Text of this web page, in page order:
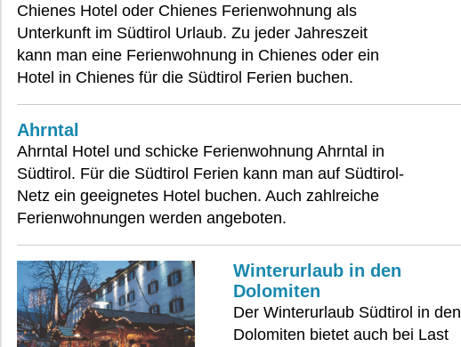
Chienes Hotel oder Chienes Ferienwohnung als
Unterkunft im Südtirol Urlaub. Zu jeder Jahreszeit
kann man eine Ferienwohnung in Chienes oder ein
Hotel in Chienes für die Südtirol Ferien buchen.
Ahrntal
Ahrntal Hotel und schicke Ferienwohnung Ahrntal in
Südtirol. Für die Südtirol Ferien kann man auf Südtirol-
Netz ein geeignetes Hotel buchen. Auch zahlreiche
Ferienwohnungen werden angeboten.
Winterurlaub in den
Dolomiten
Der Winterurlaub Südtirol in den
Dolomiten bietet auch bei Last